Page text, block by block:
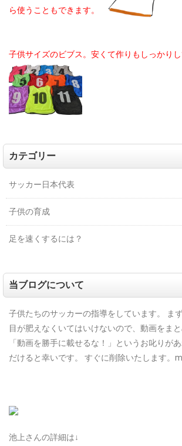
ら使うこともできます。
子供サイズのビブス。安くて作りもしっかりし
カテゴリー
サッカー日本代表
子供の育成
足を速くするには？
当ブログについて
子供たちのサッカーの指導をしています。
ま
目が肥えなくいてはいけないので、動画をまと
「動画を勝手に載せるな！」というお叱りが
だけると幸いです。
すぐに削除いたします。
池上さんの詳細は↓